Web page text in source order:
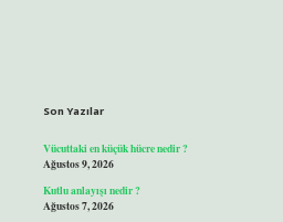
Son Yazılar
Vücuttaki en küçük hücre nedir ?
Ağustos 9, 2026
Kutlu anlayışı nedir ?
Ağustos 7, 2026